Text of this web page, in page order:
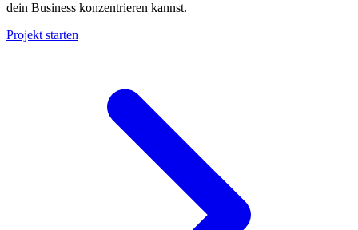
dein Business konzentrieren kannst.
Projekt starten